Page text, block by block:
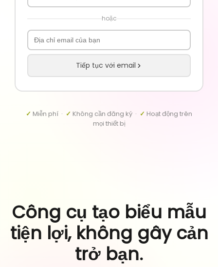
hoặc
Tiếp tục với email
✓ Miễn phí · ✓ Không cần đăng ký · ✓ Hoạt động trên
mọi thiết bị
Công cụ tạo biểu mẫu
tiện lợi, không gây cản
trở bạn.